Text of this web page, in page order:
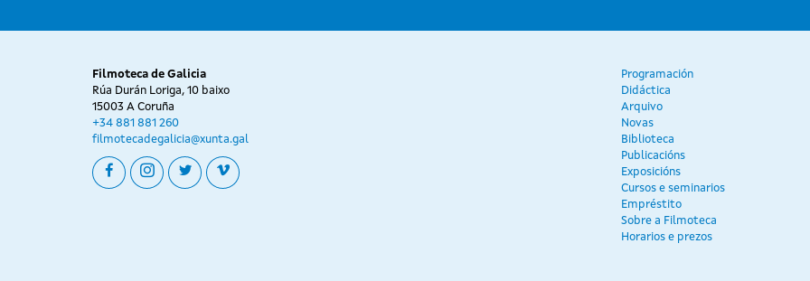
Filmoteca de Galicia
Rúa Durán Loriga, 10 baixo
15003 A Coruña
+34 881 881 260
filmotecadegalicia@xunta.gal
facebookinstagram
twittervimeo
Programación
Didáctica
Arquivo
Novas
Biblioteca
Publicacións
Exposicións
Cursos e seminarios
Empréstito
Sobre a Filmoteca
Horarios e prezos